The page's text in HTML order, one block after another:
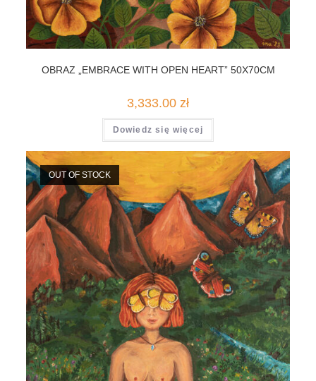
OBRAZ „EMBRACE WITH OPEN HEART” 50X70CM
3,333.00 zł
Dowiedz się więcej
OUT OF STOCK